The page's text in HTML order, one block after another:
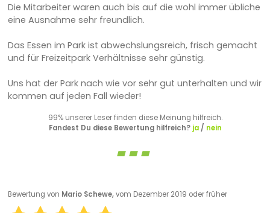
Die Mitarbeiter waren auch bis auf die wohl immer übliche
eine Ausnahme sehr freundlich.
Das Essen im Park ist abwechslungsreich, frisch gemacht
und für Freizeitpark Verhältnisse sehr günstig.
Uns hat der Park nach wie vor sehr gut unterhalten und wir
kommen auf jeden Fall wieder!
99% unserer Leser finden diese Meinung hilfreich.
Fandest Du diese Bewertung hilfreich? ja/ nein
Bewertung von Mario Schewe,vom Dezember 2019 oder früher